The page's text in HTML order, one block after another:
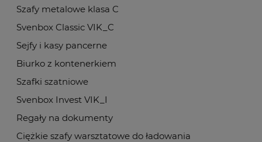
Szafy metalowe klasa C
Svenbox Classic VIK_C
Sejfy i kasy pancerne
Biurko z kontenerkiem
Szafki szatniowe
Svenbox Invest VIK_I
Regały na dokumenty
Ciężkie szafy warsztatowe do ładowania